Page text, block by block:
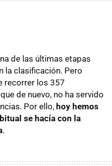
de las últimas etapas
la clasificación. Pero
recorrer los 357
de nuevo, no ha servido
Por ello, hoy hemos
se hacía con la
.